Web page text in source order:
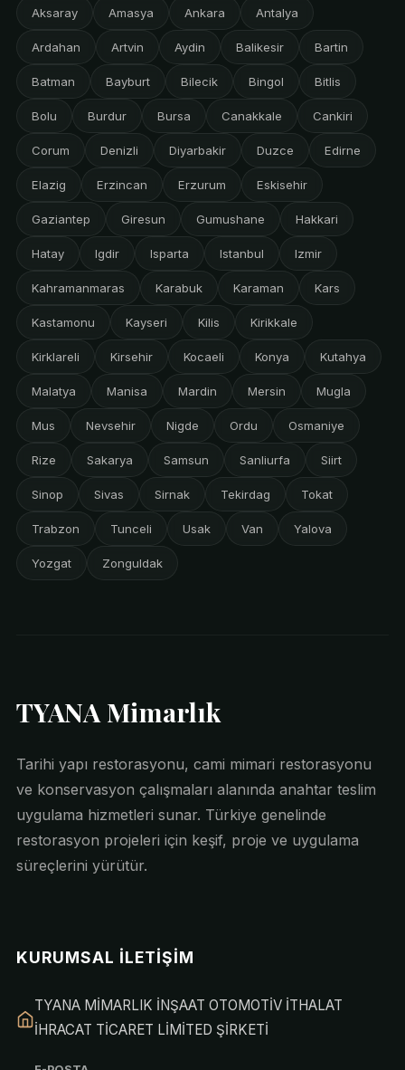
Aksaray Amasya Ankara Antalya
Ardahan Artvin Aydin Balikesir Bartin
Batman Bayburt Bilecik Bingol Bitlis
Bolu Burdur Bursa Canakkale Cankiri
Corum Denizli Diyarbakir Duzce Edirne
Elazig Erzincan Erzurum Eskisehir
Gaziantep Giresun Gumushane Hakkari
Hatay Igdir Isparta Istanbul Izmir
Kahramanmaras Karabuk Karaman Kars
Kastamonu Kayseri Kilis Kirikkale
Kirklareli Kirsehir Kocaeli Konya Kutahya
Malatya Manisa Mardin Mersin Mugla
Mus Nevsehir Nigde Ordu Osmaniye
Rize Sakarya Samsun Sanliurfa Siirt
Sinop Sivas Sirnak Tekirdag Tokat
Trabzon Tunceli Usak Van Yalova
Yozgat Zonguldak
TYANA Mimarlık
Tarihi yapı restorasyonu, cami mimari restorasyonu
ve konservasyon çalışmaları alanında anahtar teslim
uygulama hizmetleri sunar. Türkiye genelinde
restorasyon projeleri için keşif, proje ve uygulama
süreçlerini yürütür.
KURUMSAL İLETIŞIM
TYANA MİMARLIK İNŞAAT OTOMOTİV İTHALAT
İHRACAT TİCARET LİMİTED ŞİRKETİ